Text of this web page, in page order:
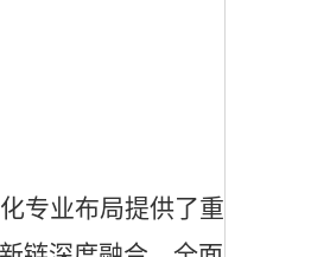
专业布局提供了重